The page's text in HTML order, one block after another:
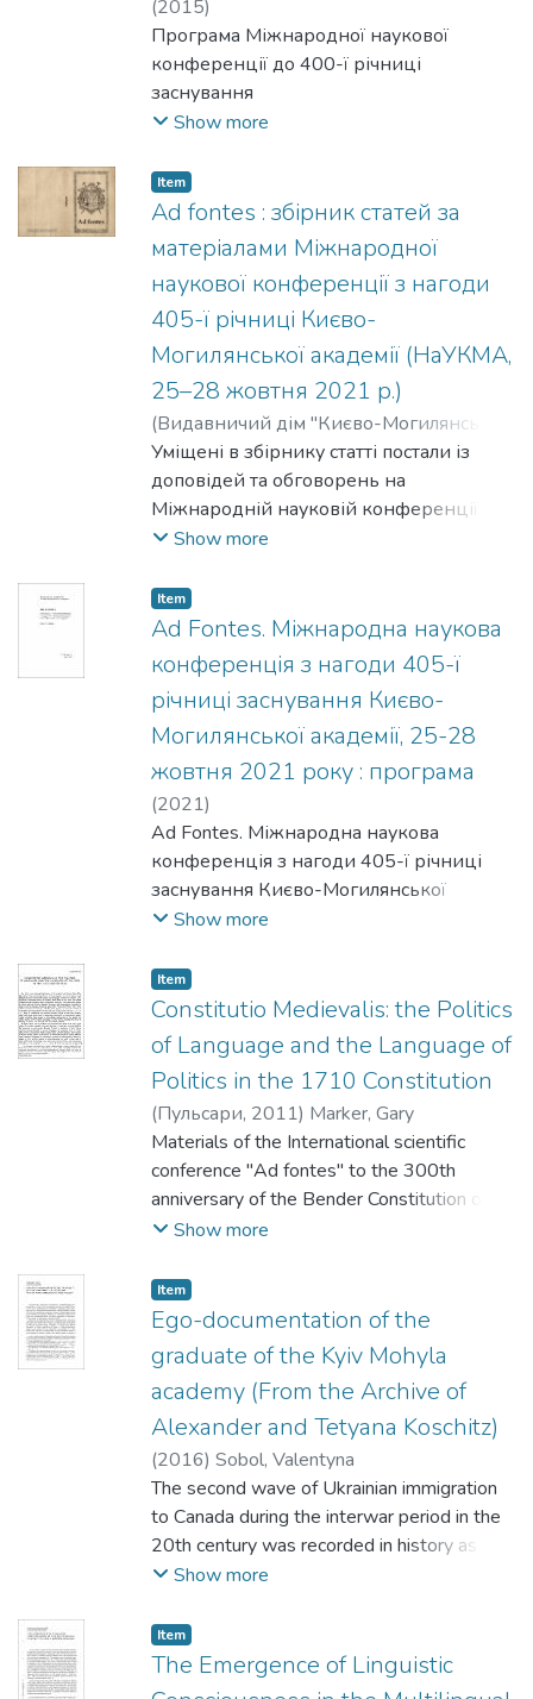
(2015)
Програма Міжнародної наукової
конференції до 400-ї річниці
заснування
Києво-Могилянської академії "Ad fontes
12-14 жовтня 2015 року.
Show more
Item
Ad fontes : збірник статей за
матеріалами Міжнародної
наукової конференції з нагоди
405-ї річниці Києво-
Могилянської академії (НаУКМА,
25–28 жовтня 2021 р.)
(Видавничий дім "Києво-Могилянська
академія" ,2024)Головащенко, Сергій
Ткачук, Марина;Яременко, Максим
Ярошенко, Тетяна;Яковенко, Наталя
Уміщені в збірнику статті постали із
доповідей та обговорень на
Міжнародній науковій конференції з
нагоди 405-ліття Києво-Могилянської
в НаУКМА. У ній взяли участь близько
50-ти науковців-гуманітаріїв із восьми
країн. Повномасштабне російське
вторгнення 24 лютого 2022 р. і воєнні
обставини суттєво ускладнили і
відтермінували підготовку цього
видання. Статті зі збірника присвячено
різним аспектам минулого Києво-
Могилянської та Київської духовної
академій і пов’язаним із ними особам і
культурним феноменам.
Show more
Item
Ad Fontes. Міжнародна наукова
конференція з нагоди 405-ї
річниці заснування Києво-
Могилянської академії, 25-28
жовтня 2021 року : програма
(2021)
Ad Fontes. Міжнародна наукова
конференція з нагоди 405-ї річниці
заснування Києво-Могилянської
академії, 25-28 жовтня 2021 року :
"Києво-Могилянська академія". - [Київ :
НаУКМА, 2021]. - 16 с.
Show more
Item
Constitutio Medievalis: the Politics
of Language and the Language of
Politics in the 1710 Constitution
(Пульсари, 2011) Marker, Gary
Materials of the International scientific
conference "Ad fontes" to the 300th
anniversary of the Bender Constitution of
1710, Kiev, NaUKMA, from 14-16 October.
Show more
Item
Ego-documentation of the
graduate of the Kyiv Mohyla
academy (From the Archive of
Alexander and Tetyana Koschitz)
(2016) Sobol, Valentyna
The second wave of Ukrainian immigration
to Canada during the interwar period in the
20th century was recorded in history as a
certain cult and
Ukrainian independence (1918-1920).
One of its most prominent representatives
was Professor Alexander Koschitz
Show more
Item
The Emergence of Linguistic